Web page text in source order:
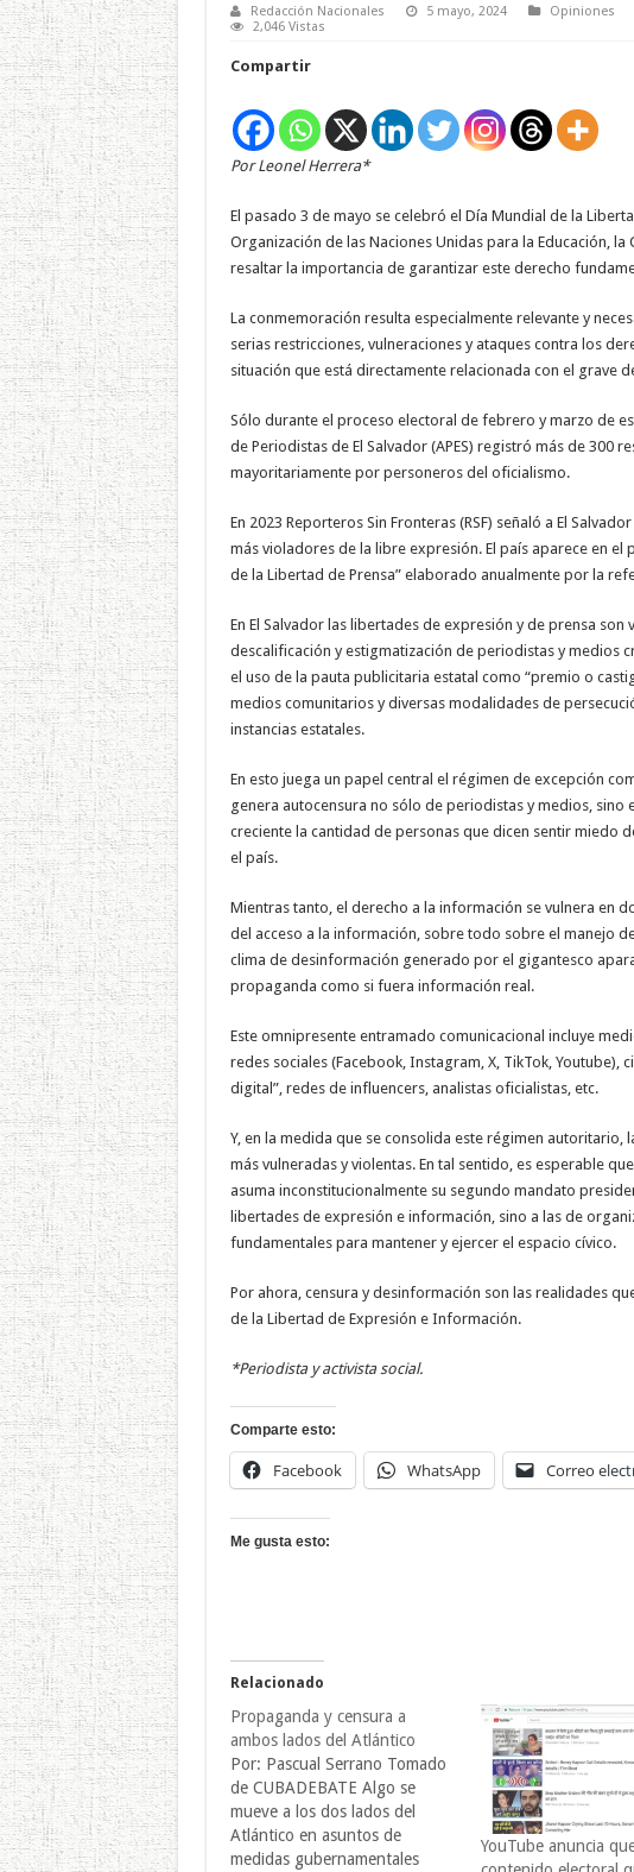
Redacción Nacionales 5 mayo, 2024 Opiniones
2,046 Vistas
Compartir
Por Leonel Herrera*
El pasado 3 de mayo se celebró el Día Mundial de la
Organización de las Naciones Unidas para la Educación, la
resaltar la importancia de garantizar este derecho
La conmemoración resulta especialmente relevante y
serias restricciones, vulneraciones y ataques contra los
situación que está directamente relacionada con el grave
Sólo durante el proceso electoral de febrero y marzo de
de Periodistas de El Salvador (APES) registró más de 300
mayoritariamente por personeros del oficialismo.
En 2023 Reporteros Sin Fronteras (RSF) señaló a El
más violadores de la libre expresión. El país aparece en el
de la Libertad de Prensa” elaborado anualmente por la
En El Salvador las libertades de expresión y de prensa
descalificación y estigmatización de periodistas y medios
el uso de la pauta publicitaria estatal como “premio o
medios comunitarios y diversas modalidades de
instancias estatales.
En esto juega un papel central el régimen de excepción
genera autocensura no sólo de periodistas y medios, sino
creciente la cantidad de personas que dicen sentir miedo
el país.
Mientras tanto, el derecho a la información se vulnera en
del acceso a la información, sobre todo sobre el manejo
clima de desinformación generado por el gigantesco
propaganda como si fuera información real.
Este omnipresente entramado comunicacional incluye
redes sociales (Facebook, Instagram, X, TikTok, Youtube),
digital”, redes de influencers, analistas oficialistas, etc.
Y, en la medida que se consolida este régimen
más vulneradas y violentas. En tal sentido, es esperable
asuma inconstitucionalmente su segundo mandato
libertades de expresión e información, sino a las de
fundamentales para mantener y ejercer el espacio cívico.
Por ahora, censura y desinformación son las realidades
de la Libertad de Expresión e Información.
*Periodista y activista social.
Comparte esto:
Facebook WhatsApp Correo
Me gusta esto:
Relacionado
Propaganda y censura a
ambos lados del Atlántico
Por: Pascual Serrano Tomado
de CUBADEBATE Algo se
mueve a los dos lados del
Atlántico en asuntos de
medidas gubernamentales
YouTube anuncia